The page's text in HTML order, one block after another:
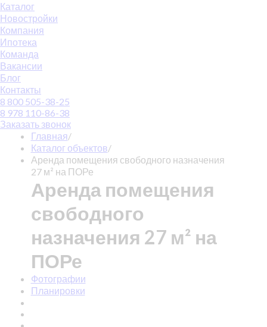
Каталог
Новостройки
Компания
Ипотека
Команда
Вакансии
Блог
Контакты
8 800 505-38-25
8 978 110-86-38
Заказать звонок
Главная/
Каталог объектов/
Аренда помещения свободного назначения
27 м² на ПОРе
Аренда помещения
свободного
назначения 27 м² на
ПОРе
Фотографии
Планировки